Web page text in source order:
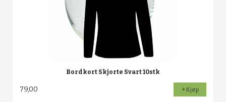
Bordkort Skjorte Svart 10stk
79,00 Kjøp